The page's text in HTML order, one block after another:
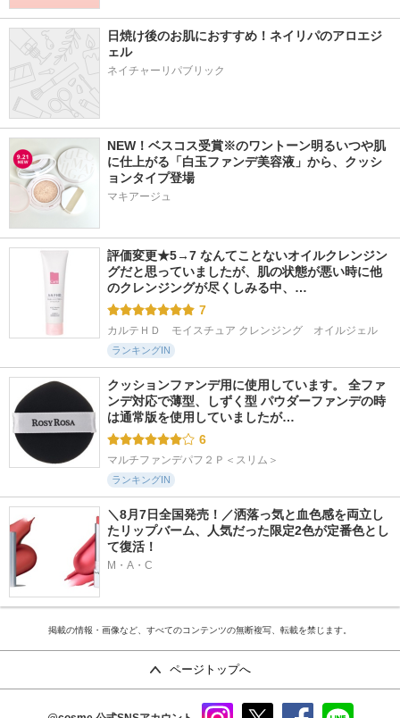
日焼け後のお肌におすすめ！ネイリパのアロエジ
ェル
ネイチャーリパブリック
NEW！ベスコス受賞※のワントーン明るいつや肌
に仕上がる「白玉ファンデ美容液」から、クッシ
ョンタイプ登場
マキアージュ
評価変更★5→7 なんてことないオイルクレンジン
グだと思っていましたが、肌の状態が悪い時に他
のクレンジングが尽くしみる中、…
7
カルテＨＤ　モイスチュア クレンジング　オイルジェル
ランキングIN
クッションファンデ用に使用しています。 全ファ
ンデ対応で薄型、しずく型 パウダーファンデの時
は通常版を使用していましたが…
6
マルチファンデパフ２Ｐ＜スリム＞
ランキングIN
＼8月7日全国発売！／洒落っ気と血色感を両立し
たリップバーム、人気だった限定2色が定番色とし
て復活！
M・A・C
掲載の情報・画像など、すべてのコンテンツの無断複写、転載を禁じます。
ページトップへ